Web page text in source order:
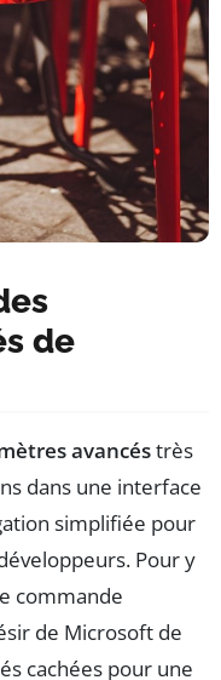
de
avancéstrès
dans une interface
simplifiée pour
Pour y
commande
de Microsoft de
cachées pour une